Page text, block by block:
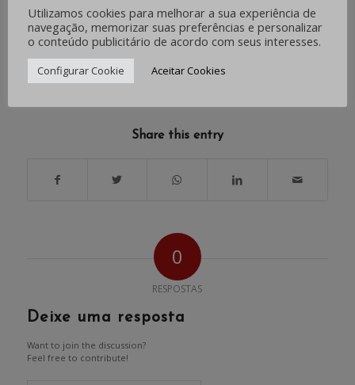
Fonte: Bancários RS
JANEIRO 18, 2023
/
Share this entry
0
RESPOSTAS
Deixe uma resposta
Want to join the discussion?
Feel free to contribute!
Utilizamos cookies para melhorar a sua experiência de
navegação, memorizar suas preferências e personalizar
o conteúdo publicitário de acordo com seus interesses.
Configurar Cookie Aceitar Cookies